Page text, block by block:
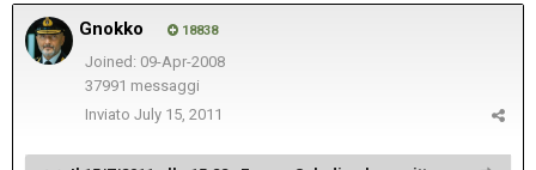
Gnokko 18838
Joined: 09-Apr-2008
37991 messaggi
Inviato July 15, 2011